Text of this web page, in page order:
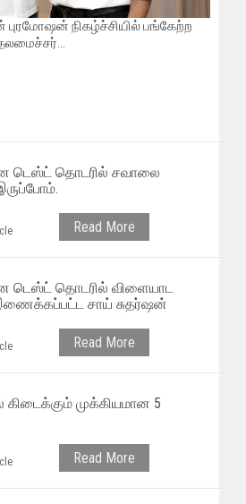
புரமோஷன் நிகழ்ச்சியில் பங்கேற்ற
டெஸ்ட் தொடரில் சவாலை
Read More
டெஸ்ட் தொடரில் விளையாட
சாய் சுதர்ஷன்
Read More
முக்கியமான 5
Read More